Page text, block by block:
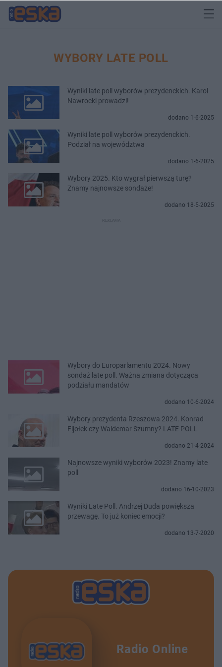
WYBORY LATE POLL
Wyniki late poll wyborów prezydenckich. Karol
Nawrocki prowadzi!
dodano 1-6-2025
Wyniki late poll wyborów prezydenckich.
Podział na województwa
dodano 1-6-2025
Wybory 2025. Kto wygrał pierwszą turę?
Znamy najnowsze sondaże!
dodano 18-5-2025
Wybory do Europarlamentu 2024. Nowy
sondaż late poll. Ważna zmiana dotycząca
podziału mandatów
dodano 10-6-2024
Wybory prezydenta Rzeszowa 2024. Konrad
Fijołek czy Waldemar Szumny? LATE POLL
dodano 21-4-2024
Najnowsze wyniki wyborów 2023! Znamy late
poll
dodano 16-10-2023
Wyniki Late Poll. Andrzej Duda powiększa
przewagę. To już koniec emocji?
dodano 13-7-2020
Radio Online